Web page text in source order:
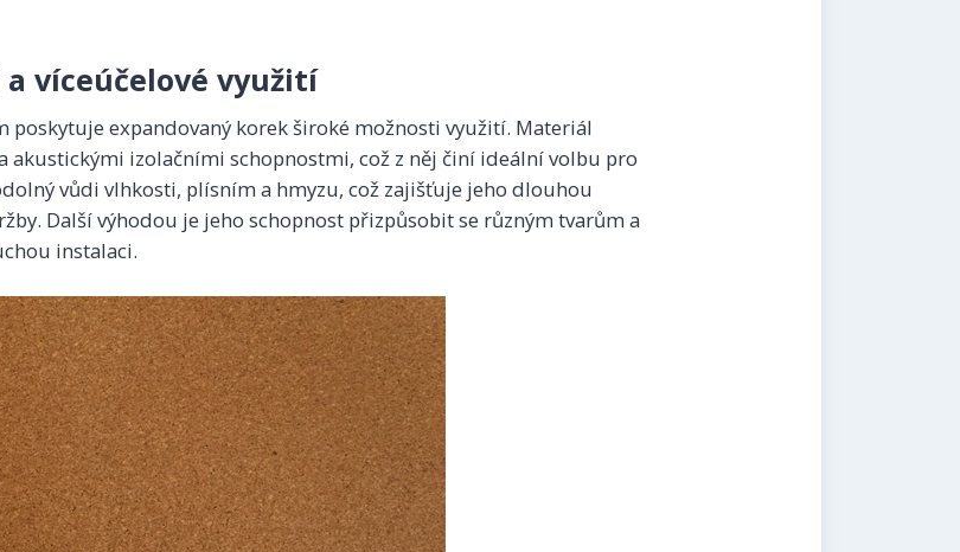
víceúčelové využití
poskytuje expandovaný korek široké možnosti využití. Materiál
izolačními schopnostmi, což z něj činí ideální volbu pro
vůdi vlhkosti, plísním a hmyzu, což zajišťuje jeho dlouhou
Další výhodou je jeho schopnost přizpůsobit se různým tvarům a
instalaci.